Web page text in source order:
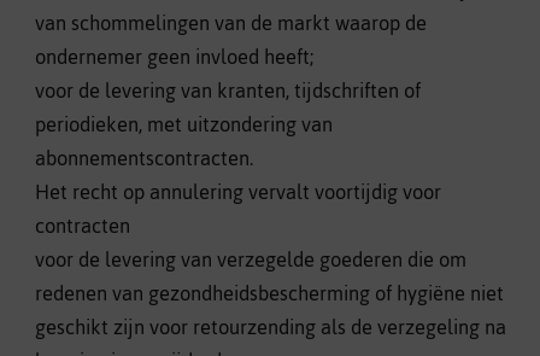
van schommelingen van de markt waarop de
ondernemer geen invloed heeft;
voor de levering van kranten, tijdschriften of
periodieken, met uitzondering van
abonnementscontracten.
Het recht op annulering vervalt voortijdig voor
contracten
voor de levering van verzegelde goederen die om
redenen van gezondheidsbescherming of hygiëne niet
geschikt zijn voor retourzending als de verzegeling na